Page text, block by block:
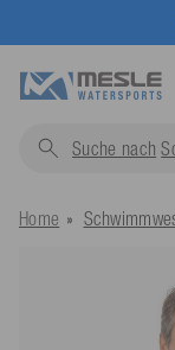
Suche nach
Home